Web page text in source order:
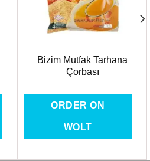
Bizim Mutfak Tarhana
Çorbası
ORDER ON
WOLT